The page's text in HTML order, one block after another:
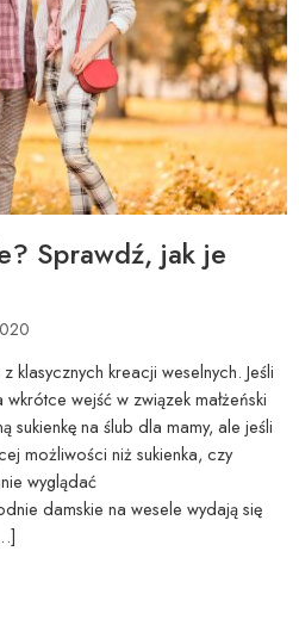
Sprawdź, jak je
klasycznych kreacji weselnych. Jeśli
wejść w związek małżeński
sukienkę na ślub dla mamy, ale jeśli
możliwości niż sukienka, czy
wyglądać
damskie na wesele wydają się